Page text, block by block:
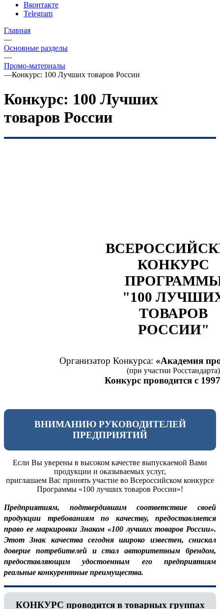
Вконтакте
Telegram
Главная
—
Основные разделы
—
Промо-материалы
—Конкурс: 100 Лучших товаров России
Конкурс: 100 Лучших
товаров России
КОНКУРС
"100
ТОВАРОВ
РОССИИ"
Организатор Конкурса: «Академия
(при участии Росстандарта)
Конкурс проводится с
ВНИМАНИЮ РУКОВОДИТЕЛЕЙ
ПРЕДПРИЯТИЙ
Если Вы уверены в высоком качестве выпускаемой Вами
продукции и оказываемых услуг,
приглашаем Вас принять участие во Всероссийском конкурсе
Программы «100 лучших товаров России»!
Предприятиям, подтвердившим соответствие своей
продукции требованиям по качеству, предоставляется
право ее маркировки Знаком «100 лучших товаров России».
Этот Знак качества сегодня широко известен, снискал
доверие потребителей и стал авторитетным брендом,
предоставляющим удостоенным его предприятиям
реальные конкурентные преимущества.
КОНКУРС проводится в товарных группах